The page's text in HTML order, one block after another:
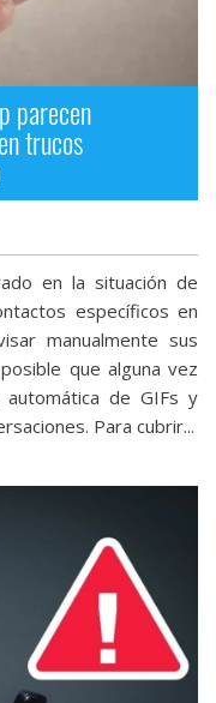
parecen
trucos
en la situación de
específicos en
manualmente sus
que alguna vez
de GIFs y
Para cubrir...